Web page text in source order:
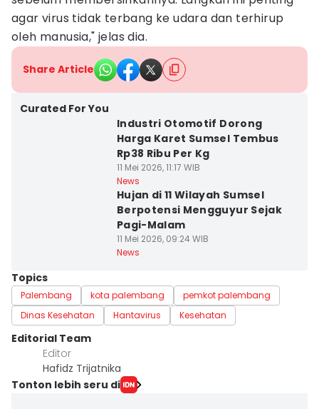
agar virus tidak terbang ke udara dan terhirup
oleh manusia," jelas dia.
Share Article
Curated For You
Industri Otomotif Dorong
Harga Karet Sumsel Tembus
Rp38 Ribu Per Kg
11 Mei 2026, 11:17 WIB
News
Hujan di 11 Wilayah Sumsel
Berpotensi Mengguyur Sejak
Pagi-Malam
11 Mei 2026, 09:24 WIB
News
Topics
Palembang kota palembang
pemkot palembang
Dinas Kesehatan
Hantavirus Kesehatan
Editorial Team
Editor
Hafidz Trijatnika
Tonton lebih seru di